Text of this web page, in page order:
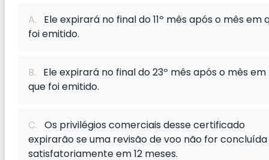
A. Ele expirará no final do 11º mês após o mês em
foi emitido.
B. Ele expirará no final do 23º mês após o mês em
que foi emitido.
C. Os privilégios comerciais desse certificado
expirarão se uma revisão de voo não for concluída
satisfatoriamente em 12 meses.